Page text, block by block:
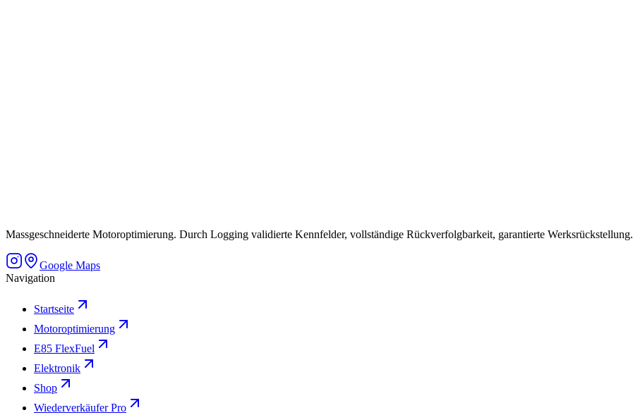
Massgeschneiderte Motoroptimierung. Durch Logging validierte Kennfelder, vollständige Rückverfolgbarkeit, garantierte Werksrückstellung.
Google Maps
Navigation
Startseite
Motoroptimierung
E85 FlexFuel
Elektronik
Shop
Wiederverkäufer Pro